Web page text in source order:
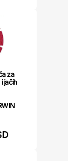
–
za
jačih